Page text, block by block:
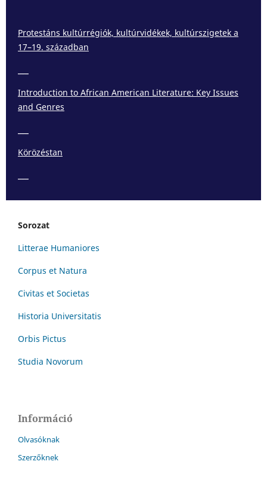
Protestáns kultúrrégiók, kultúrvidékek, kultúrszigetek a
17–19. században
Introduction to African American Literature: Key Issues
and Genres
Körözéstan
Sorozat
Litterae Humaniores
Corpus et Natura
Civitas et Societas
Historia Universitatis
Orbis Pictus
Studia Novorum
Információ
Olvasóknak
Szerzőknek